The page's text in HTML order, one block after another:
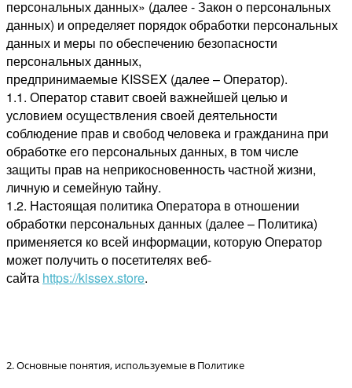
персональных данных» (далее - Закон о персональных
данных) и определяет порядок обработки персональных
данных и меры по обеспечению безопасности
персональных данных,
предпринимаемые KISSEX (далее – Оператор).
1.1. Оператор ставит своей важнейшей целью и
условием осуществления своей деятельности
соблюдение прав и свобод человека и гражданина при
обработке его персональных данных, в том числе
защиты прав на неприкосновенность частной жизни,
личную и семейную тайну.
1.2. Настоящая политика Оператора в отношении
обработки персональных данных (далее – Политика)
применяется ко всей информации, которую Оператор
может получить о посетителях веб-
сайта https://kissex.store.
2. Основные понятия, используемые в Политике